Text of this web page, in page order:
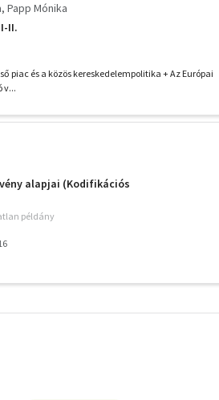
Papp Mónika
II.
piac és a közös kereskedelempolitika + Az Európai
v...
alapjai (Kodifikációs
példány
szűrők